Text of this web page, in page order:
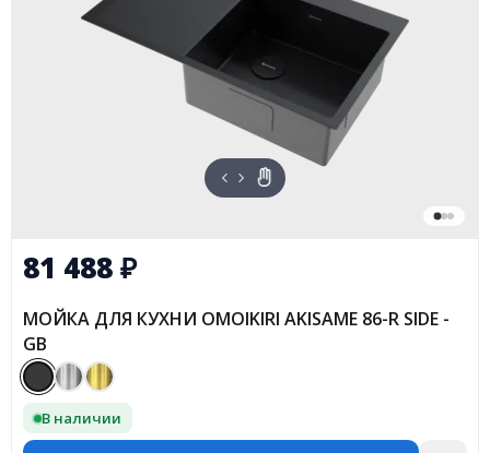
81 488₽
МОЙКА ДЛЯ КУХНИ OMOIKIRI AKISAME 86-R SIDE -
GB
В наличии